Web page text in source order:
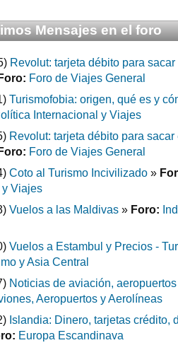
Mensajes en el foro
Revolut: tarjeta débito para sacar
Foro: Foro de Viajes General
Turismofobia: origen, qué es y
Internacional y Viajes
Revolut: tarjeta débito para sacar
Foro: Foro de Viajes General
Coto al Turismo Incivilizado »
y Viajes
Vuelos a las Maldivas » Foro:
Vuelos a Estambul y Precios -
y Asia Central
Noticias de aviación,
Aeropuertos y Aerolíneas
Islandia: Dinero, tarjetas crédito,
Europa Escandinava